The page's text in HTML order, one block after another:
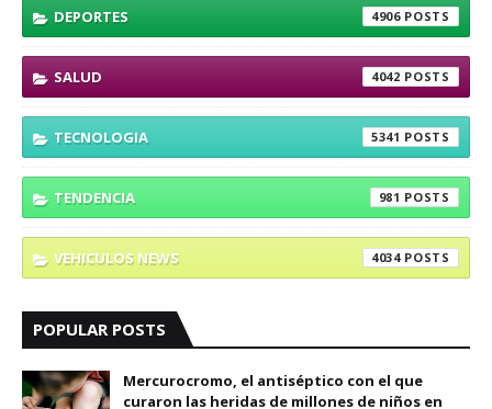
DEPORTES 4906
SALUD 4042
TECNOLOGIA 5341
TENDENCIA 981
VEHICULOS NEWS 4034
POPULAR POSTS
Mercurocromo, el antiséptico con el que
curaron las heridas de millones de niños en